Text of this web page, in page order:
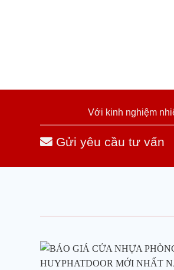
Với kinh nghiệm
Gửi yêu cầu tư vấn